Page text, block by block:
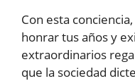
Con esta
honrar tus años y
extraordinarios
que la sociedad